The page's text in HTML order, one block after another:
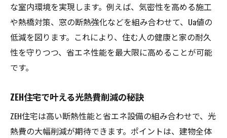
な室内環境を実現します。例えば、気密性を高める施工
や熱橋対策、窓の断熱強化などを組み合わせて、Ua値の
低減を図ります。これにより、住む人の健康と家の耐久
性を守りつつ、省エネ性能を最大限に高めることが可能
です。
ZEH住宅で叶える光熱費削減の秘訣
ZEH住宅は高い断熱性能と省エネ設備の組み合わせで、光
熱費の大幅削減が期待できます。ポイントは、建物全体